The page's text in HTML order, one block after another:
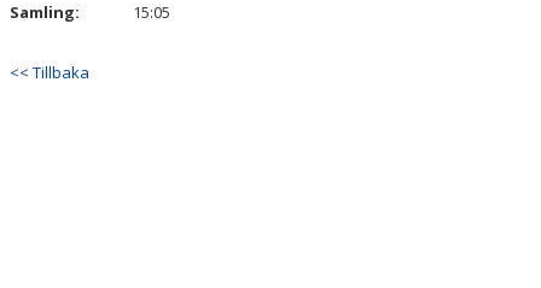
Samling:
15:05
<< Tillbaka